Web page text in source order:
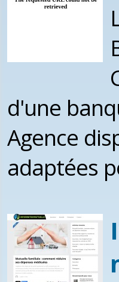
d'une
Agence
adaptées